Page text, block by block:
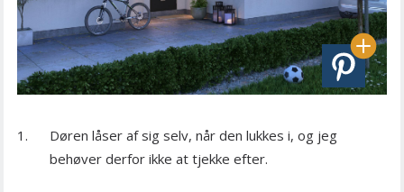
Døren låser af sig selv, når den lukkes i, og jeg
behøver derfor ikke at tjekke efter.